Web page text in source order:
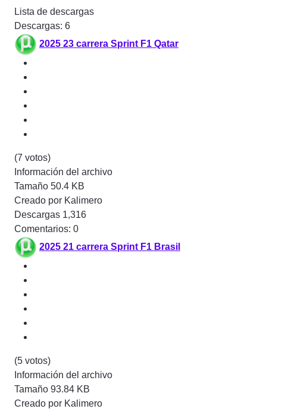
Lista de descargas
Descargas: 6
2025 23 carrera Sprint F1 Qatar
(7 votos)
Información del archivo
Tamaño 50.4 KB
Creado por Kalimero
Descargas 1,316
Comentarios: 0
2025 21 carrera Sprint F1 Brasil
(5 votos)
Información del archivo
Tamaño 93.84 KB
Creado por Kalimero